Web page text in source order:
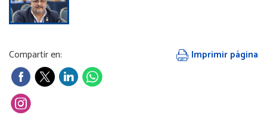
Compartir en: Imprimir página